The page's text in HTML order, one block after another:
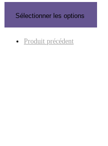
Sélectionner les options
Produit précédent